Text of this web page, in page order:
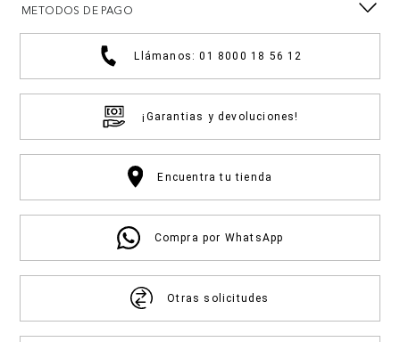
METODOS DE PAGO
Llámanos: 01 8000 18 56 12
¡Garantias y devoluciones!
Encuentra tu tienda
Compra por WhatsApp
Otras solicitudes